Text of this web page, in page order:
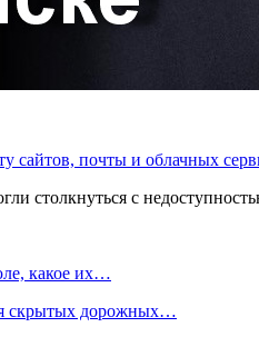
сайтов, почты и облачных
столкнуться с
какое их…
скрытых дорожных…